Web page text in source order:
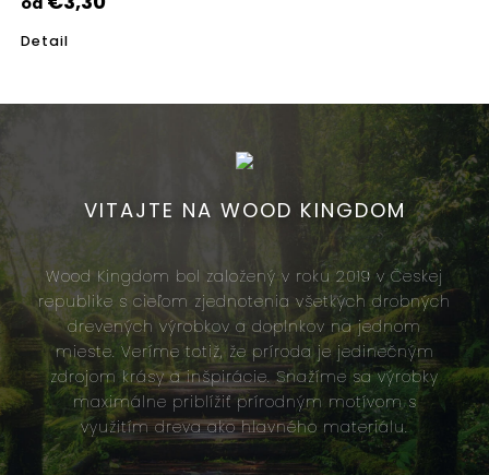
Detail
VITAJTE NA WOOD KINGDOM
Wood Kingdom bol založený v roku 2019 v Českej
republike s cieľom zjednotenia všetkých drobných
drevených výrobkov a doplnkov na jednom
mieste. Veríme totiž, že príroda je jedinečným
zdrojom krásy a inšpirácie. Snažíme sa výrobky
maximálne priblížiť prírodným motívom s
využitím dreva ako hlavného materiálu.